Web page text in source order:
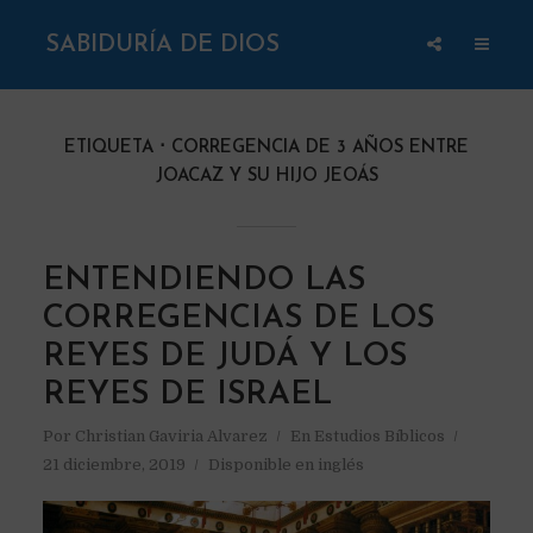
SABIDURÍA DE DIOS
ETIQUETA
CORREGENCIA DE 3 AÑOS ENTRE
JOACAZ Y SU HIJO JEOÁS
ENTENDIENDO LAS
CORREGENCIAS DE LOS
REYES DE JUDÁ Y LOS
REYES DE ISRAEL
Por Christian Gaviria Alvarez En Estudios Bíblicos
21 diciembre, 2019
Disponible en inglés